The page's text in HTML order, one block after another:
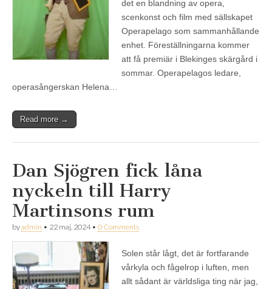
det en blandning av opera,
scenkonst och film med sällskapet
Operapelago som sammanhållande
enhet. Föreställningarna kommer
att få premiär i Blekinges skärgård i
sommar. Operapelagos ledare,
operasångerskan Helena…
Read more →
Dan Sjögren fick låna
nyckeln till Harry
Martinsons rum
byadmin • 22 maj, 2024• 0 Comments
Solen står lågt, det är fortfarande
vårkyla och fågelrop i luften, men
allt sådant är världsliga ting när jag,